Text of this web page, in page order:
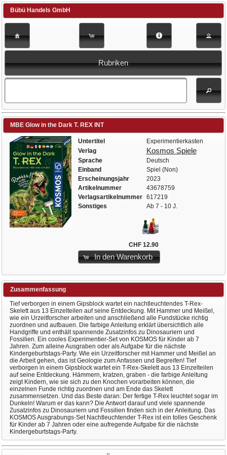
Bübü Handels GmbH
Rubriken
MBE Glow in the Dark T. REX INT
Untertitel
Experimentierkasten
Verlag
Kosmos Spiele
Sprache
Deutsch
Einband
Spiel (Non)
Erscheinungsjahr
2023
Artikelnummer
43678759
Verlagsartikelnummer
617219
Sonstiges
Ab 7 - 10 J.
CHF 12.90
In den Warenkorb
Zusammenfassung
Tief verborgen in einem Gipsblock wartet ein nachtleuchtendes T-Rex-
Skelett aus 13 Einzelteilen auf seine Entdeckung. Mit Hammer und Meißel,
wie ein Urzeitforscher arbeiten und anschließend alle Fundstücke richtig
zuordnen und aufbauen. Die farbige Anleitung erklärt übersichtlich alle
Handgriffe und enthält spannende Zusatzinfos zu Dinosauriern und
Fossilien. Ein cooles Experimentier-Set von KOSMOS für Kinder ab 7
Jahren. Zum alleine Ausgraben oder als Aufgabe für die nächste
Kindergeburtstags-Party. Wie ein Urzeitforscher mit Hammer und Meißel an
die Arbeit gehen, das ist Geologie zum Anfassen und Begreifen! Tief
verborgen in einem Gipsblock wartet ein T-Rex-Skelett aus 13 Einzelteilen
auf seine Entdeckung. Hämmern, kratzen, graben - die farbige Anleitung
zeigt Kindern, wie sie sich zu den Knochen vorarbeiten können, die
einzelnen Funde richtig zuordnen und am Ende das Skelett
zusammensetzen. Und das Beste daran: Der fertige T-Rex leuchtet sogar im
Dunkeln! Warum er das kann? Die Antwort darauf und viele spannende
Zusatzinfos zu Dinosauriern und Fossilien finden sich in der Anleitung. Das
KOSMOS Ausgrabungs-Set Nachtleuchtender T-Rex ist ein tolles Geschenk
für Kinder ab 7 Jahren oder eine aufregende Aufgabe für die nächste
Kindergeburtstags-Party.